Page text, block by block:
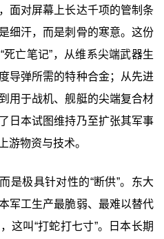
面对屏幕上长达千项的管制条
细汗，而是刺骨的寒意。这份
亡笔记”，从维系尖端武器生
导弹所需的特种合金；从先进
用于战机、舰艇的尖端复合材
本试图维持乃至扩张其军事
游物资与技术。
是极具针对性的“断供”。东大
军工生产最脆弱、最难以替代
这叫“打蛇打七寸”。日本长期